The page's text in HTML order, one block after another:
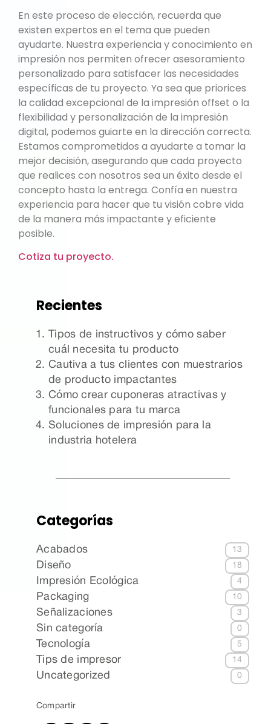
En este proceso de elección, recuerda que
existen expertos en el tema que pueden
ayudarte. Nuestra experiencia y conocimiento en
impresión nos permiten ofrecer asesoramiento
personalizado para satisfacer las necesidades
específicas de tu proyecto. Ya sea que priorices
la calidad excepcional de la impresión offset o la
flexibilidad y personalización de la impresión
digital, podemos guiarte en la dirección correcta.
Estamos comprometidos a ayudarte a tomar la
mejor decisión, asegurando que cada proyecto
que realices con nosotros sea un éxito desde el
concepto hasta la entrega. Confía en nuestra
experiencia para hacer que tu visión cobre vida
de la manera más impactante y eficiente
posible.
Cotiza tu proyecto.
Recientes
Tipos de instructivos y cómo saber
cuál necesita tu producto
Cautiva a tus clientes con muestrarios
de producto impactantes
Cómo crear cuponeras atractivas y
funcionales para tu marca
Soluciones de impresión para la
industria hotelera
Categorías
Acabados 13
Diseño 18
Impresión Ecológica 4
Packaging 10
Señalizaciones 3
Sin categoría 0
Tecnología 5
Tips de impresor 14
Uncategorized 0
Compartir